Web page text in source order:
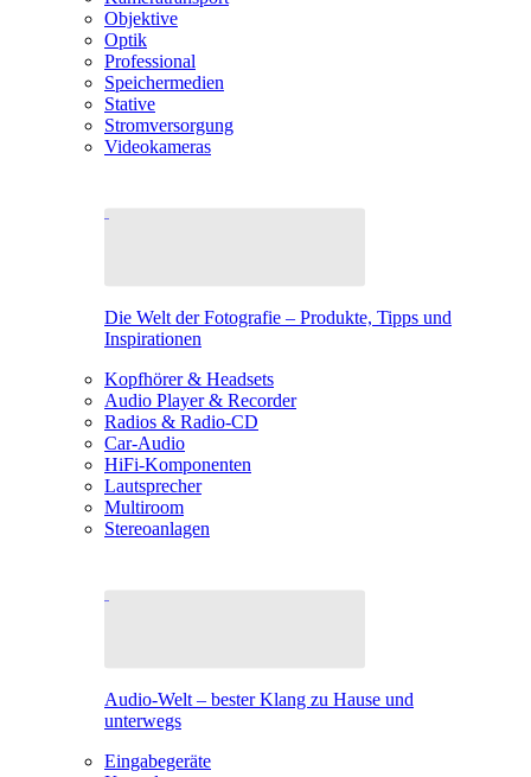
Objektive
Optik
Professional
Speichermedien
Stative
Stromversorgung
Videokameras
Die Welt der Fotografie – Produkte, Tipps und
Inspirationen
Kopfhörer & Headsets
Audio Player & Recorder
Radios & Radio-CD
Car-Audio
HiFi-Komponenten
Lautsprecher
Multiroom
Stereoanlagen
Audio-Welt – bester Klang zu Hause und
unterwegs
Eingabegeräte